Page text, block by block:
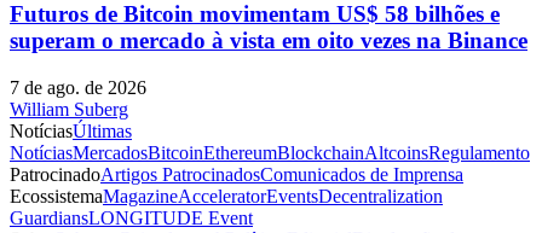
Futuros de Bitcoin movimentam US$ 58 bilhões e
superam o mercado à vista em oito vezes na Binance
7 de ago. de 2026
William Suberg
NotíciasÚltimas
NotíciasMercadosBitcoinEthereumBlockchainAltcoinsRegulamento
PatrocinadoArtigos PatrocinadosComunicados de Imprensa
EcossistemaMagazineAcceleratorEventsDecentralization
GuardiansLONGITUDE Event